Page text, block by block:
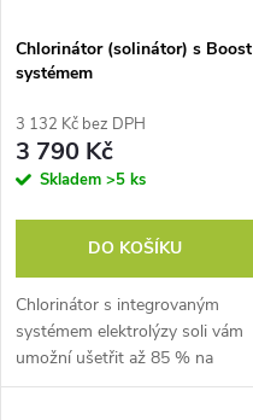
Chlorinátor (solinátor) s Boost
systémem
3 132 Kč bez DPH
3 790 Kč
Skladem >5 ks
DO KOŠÍKU
Chlorinátor s integrovaným
systémem elektrolýzy soli vám
umožní ušetřit až 85 % na
bazénové chemii. Vhodné pro